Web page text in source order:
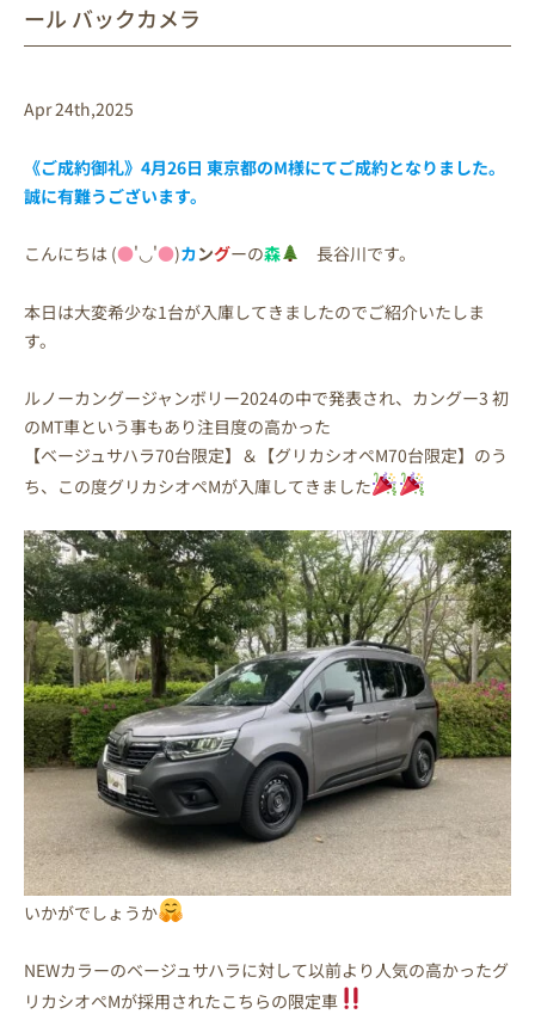
ール バックカメラ
Apr 24th,2025
《ご成約御礼》4月26日 東京都のM様にてご成約となりました。
誠に有難うございます。
こんにちは (●'◡'●)カングーの森 長谷川です。
本日は大変希少な1台が入庫してきましたのでご紹介いたしま
す。
ルノーカングージャンボリー2024の中で発表され、カングー3 初
のMT車という事もあり注目度の高かった
【ベージュサハラ70台限定】＆【グリカシオペM70台限定】のう
ち、この度グリカシオペMが入庫してきました
いかがでしょうか
NEWカラーのベージュサハラに対して以前より人気の高かったグ
リカシオペMが採用されたこちらの限定車